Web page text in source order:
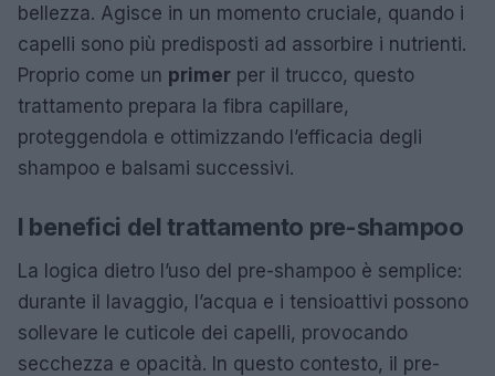
bellezza. Agisce in un momento cruciale, quando i
capelli sono più predisposti ad assorbire i nutrienti.
Proprio come un primer per il trucco, questo
trattamento prepara la fibra capillare,
proteggendola e ottimizzando l’efficacia degli
shampoo e balsami successivi.
I benefici del trattamento pre-shampoo
La logica dietro l’uso del pre-shampoo è semplice:
durante il lavaggio, l’acqua e i tensioattivi possono
sollevare le cuticole dei capelli, provocando
secchezza e opacità. In questo contesto, il pre-